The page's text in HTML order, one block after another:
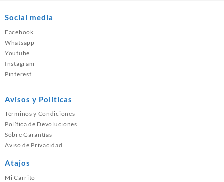
Social media
Facebook
Whatsapp
Youtube
Instagram
Pinterest
Avisos y Políticas
Términos y Condiciones
Política de Devoluciones
Sobre Garantías
Aviso de Privacidad
Atajos
Mi Carrito